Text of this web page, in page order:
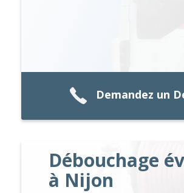
Demandez un
Débouchage
à Nijon